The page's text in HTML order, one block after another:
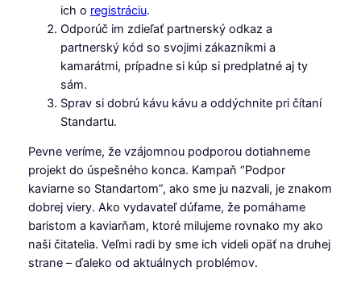
ich o registráciu.
Odporúč im zdieľať partnerský odkaz a
partnerský kód so svojimi zákazníkmi a
kamarátmi, prípadne si kúp si predplatné aj ty
sám.
Sprav si dobrú kávu kávu a oddýchnite pri čítaní
Standartu.
Pevne veríme, že vzájomnou podporou dotiahneme
projekt do úspešného konca. Kampaň “Podpor
kaviarne so Standartom”, ako sme ju nazvali, je znakom
dobrej viery. Ako vydavateľ dúfame, že pomáhame
baristom a kaviarňam, ktoré milujeme rovnako my ako
naši čitatelia. Veľmi radi by sme ich videli opäť na druhej
strane – ďaleko od aktuálnych problémov.